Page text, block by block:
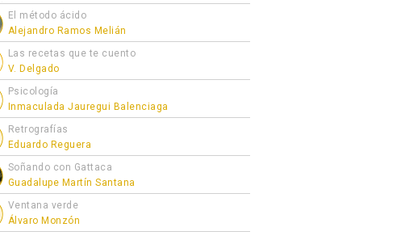
El método ácido
Alejandro Ramos Melián
Las recetas que te cuento
V. Delgado
Psicología
Inmaculada Jauregui Balenciaga
Retrografías
Eduardo Reguera
Soñando con Gattaca
Guadalupe Martín Santana
Ventana verde
Álvaro Monzón